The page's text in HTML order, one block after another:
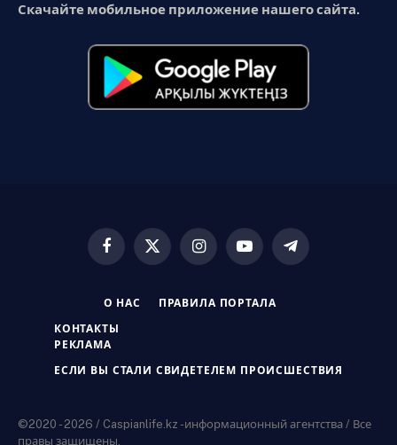
Скачайте мобильное приложение нашего сайта.
Facebook
X
InstagramYouTubeTelegram
О НАС ПРАВИЛА ПОРТАЛА
КОНТАКТЫ
РЕКЛАМА
ЕСЛИ ВЫ СТАЛИ СВИДЕТЕЛЕМ ПРОИСШЕСТВИЯ
©2020 - 2026 / Caspianlife.kz -информационный агентства / Все
правы защищены.